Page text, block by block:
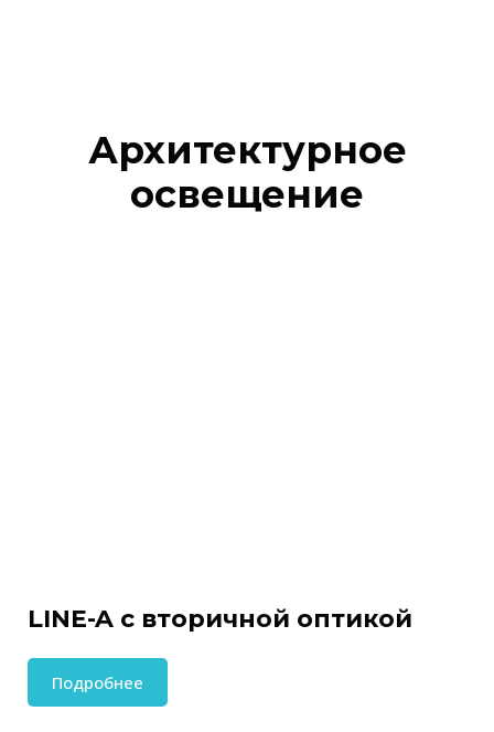
Архитектурное
освещение
LINE-A с вторичной оптикой
Подробнее